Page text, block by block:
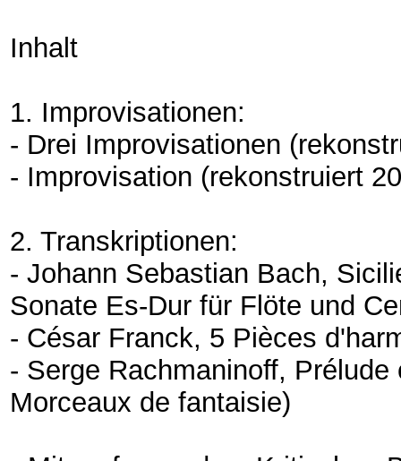
Inhalt
1. Improvisationen:
- Drei Improvisationen
- Improvisation (rekonstruiert
2. Transkriptionen:
- Johann Sebastian Bach,
Sonate Es-Dur für Flöte und
- César Franck, 5 Pièces
- Serge Rachmaninoff,
Morceaux de fantaisie)